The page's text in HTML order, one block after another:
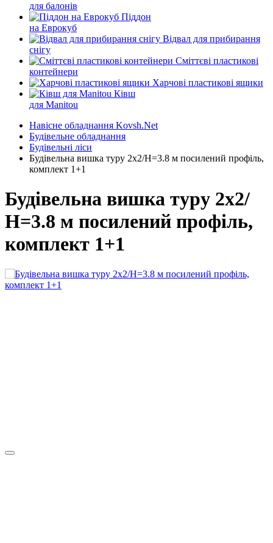
для балонів
Піддон
на Еврокуб
Відвал для прибирання
снігу
Cміттєві пластикові
контейнери
Харчові пластикові ящики
Ківш
для Manitou
Навісне обладнання Kovsh.Net
Будівельне обладнання
Будівельні ліси
Будівельна вишка туру 2х2/Н=3.8 м посилений профіль,
комплект 1+1
Будівельна вишка туру 2х2/
Н=3.8 м посилений профіль,
комплект 1+1